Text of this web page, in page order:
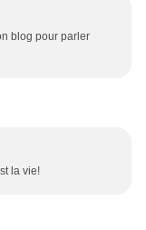
blog pour parler
la vie!